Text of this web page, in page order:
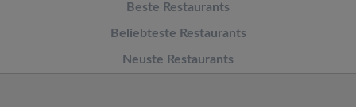
Beste Restaurants
Beliebteste Restaurants
Neuste Restaurants